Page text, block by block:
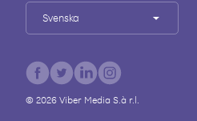
Svenska
© 2026Viber Media S.à r.l.